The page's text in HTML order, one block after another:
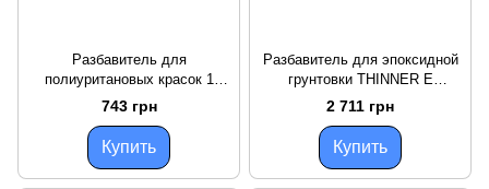
Разбавитель для
полиуритановых красок 1
литр THINNER P Seajet 132
для лодок и катеров
743 грн
Купить
Разбавитель для эпоксидной
грунтовки THINNER E
901TE0061-5L 5 литров для
лодок и катеров однородная
масса
2 711 грн
Купить